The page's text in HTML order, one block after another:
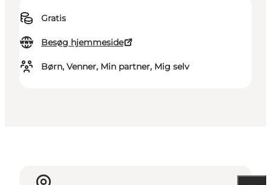
Gratis
Besøg hjemmeside
Børn, Venner, Min partner, Mig selv